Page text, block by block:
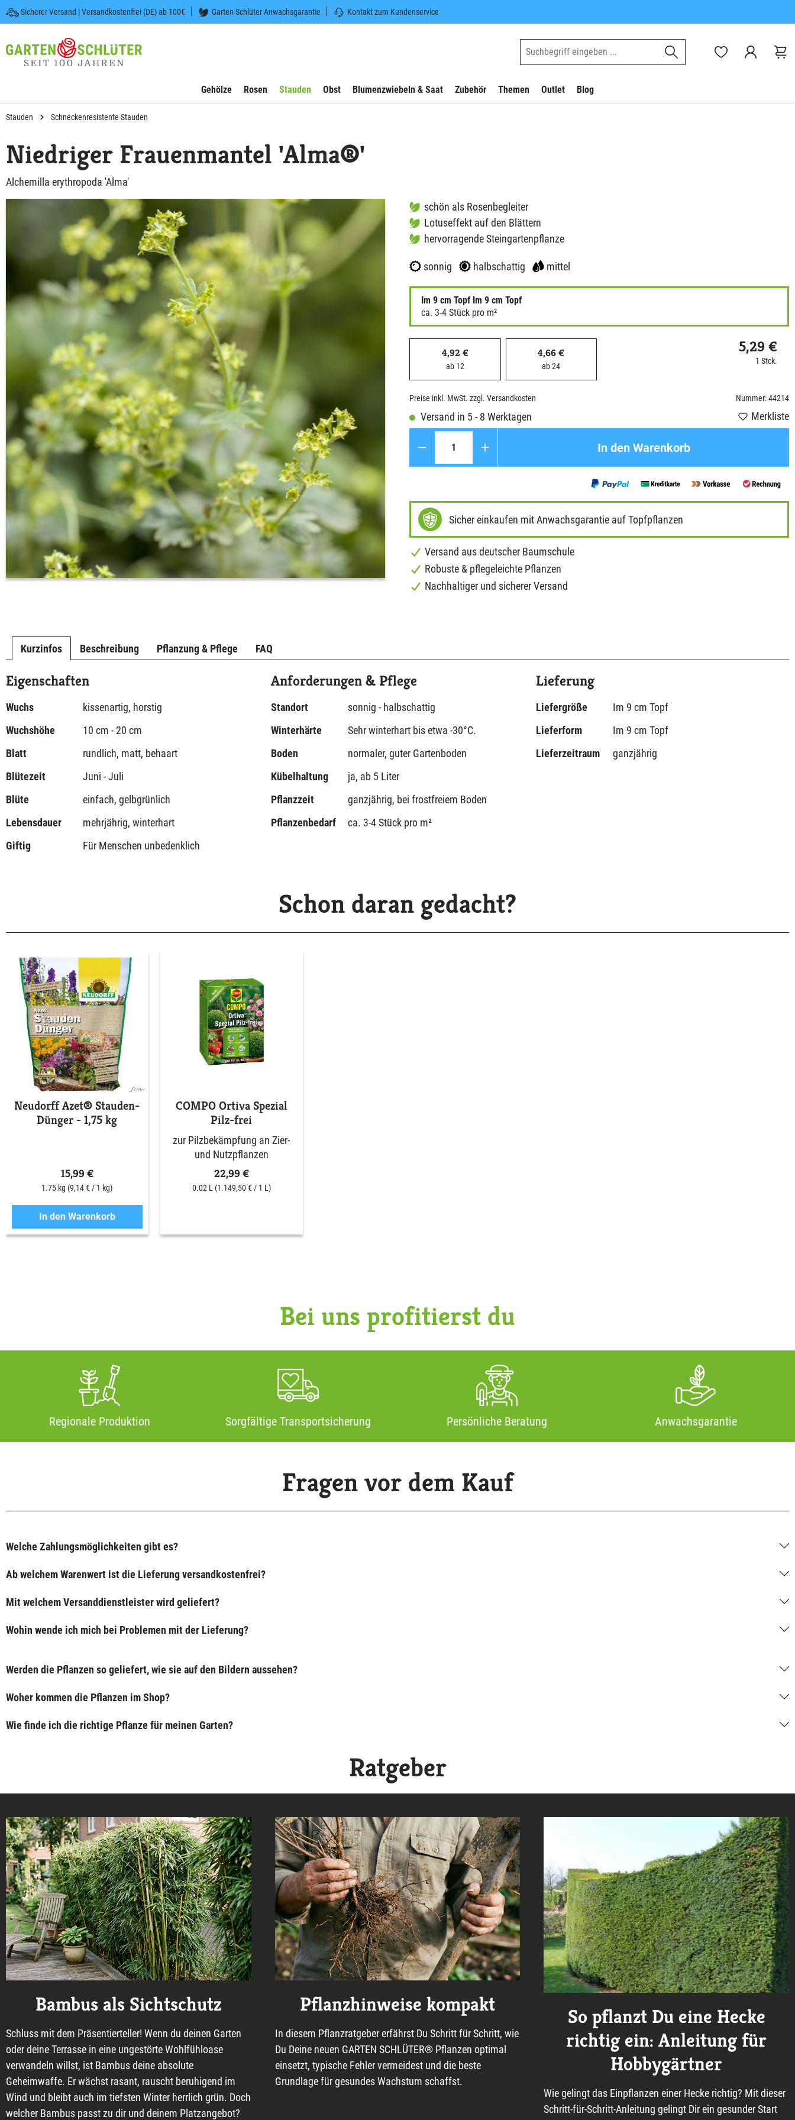
Zur Hauptnavigation springen
Sicherer Versand | Versandkostenfrei (DE) ab 100€ Garten-Schlüter Anwachsgarantie Kontakt zum Kundenservice
Gehölze Rosen Stauden Obst Blumenzwiebeln & Saat Zubehör Themen Outlet Blog
Stauden Schneckenresistente Stauden
Niedriger Frauenmantel 'Alma®'
Alchemilla erythropoda 'Alma'
schön als Rosenbegleiter
Lotuseffekt auf den Blättern
hervorragende Steingartenpflanze
sonnig halbschattig mittel
Im 9 cm Topf Im 9 cm Topf
ca. 3-4 Stück pro m²
4,92 €
ab 12
4,66 €
ab 24
5,29 €
1 Stck.
Preise inkl. MwSt. zzgl. Versandkosten Nummer: 44214
Versand in 5 - 8 Werktagen
Merkliste
In den Warenkorb
Sicher einkaufen mit Anwachsgarantie auf Topfpflanzen
Versand aus deutscher Baumschule
Robuste & pflegeleichte Pflanzen
Nachhaltiger und sicherer Versand
Kurzinfos Beschreibung Pflanzung & Pflege FAQ
Eigenschaften
Wuchs
kissenartig, horstig
Wuchshöhe
10 cm - 20 cm
Blatt
rundlich, matt, behaart
Blütezeit
Juni - Juli
Blüte
einfach, gelbgrünlich
Lebensdauer
mehrjährig, winterhart
Giftig
Für Menschen unbedenklich
Anforderungen & Pflege
Standort
sonnig - halbschattig
Winterhärte
Sehr winterhart bis etwa -30°C.
Boden
normaler, guter Gartenboden
Kübelhaltung
ja, ab 5 Liter
Pflanzzeit
ganzjährig, bei frostfreiem Boden
Pflanzenbedarf
ca. 3-4 Stück pro m²
Lieferung
Liefergröße
Im 9 cm Topf
Lieferform
Im 9 cm Topf
Lieferzeitraum
ganzjährig
Schon daran gedacht?
Neudorff Azet® Stauden-
Dünger - 1,75 kg
15,99 €
1.75 kg (9,14 € / 1 kg)
In den Warenkorb
COMPO Ortiva Spezial
Pilz-frei
zur Pilzbekämpfung an Zier-
und Nutzpflanzen
22,99 €
0.02 L (1.149,50 € / 1 L)
Bei uns profitierst du
Regionale Produktion Sorgfältige Transportsicherung Persönliche Beratung Anwachsgarantie
Fragen vor dem Kauf
Welche Zahlungsmöglichkeiten gibt es?
Ab welchem Warenwert ist die Lieferung versandkostenfrei?
Mit welchem Versanddienstleister wird geliefert?
Wohin wende ich mich bei Problemen mit der Lieferung?
Werden die Pflanzen so geliefert, wie sie auf den Bildern aussehen?
Woher kommen die Pflanzen im Shop?
Wie finde ich die richtige Pflanze für meinen Garten?
Ratgeber
Bambus als Sichtschutz
Schluss mit dem Präsentierteller! Wenn du deinen Garten
oder deine Terrasse in eine ungestörte Wohlfühloase
verwandeln willst, ist Bambus deine absolute
Geheimwaffe. Er wächst rasant, rauscht beruhigend im
Wind und bleibt auch im tiefsten Winter herrlich grün. Doch
welcher Bambus passt zu dir und deinem Platzangebot?
Pflanzhinweise kompakt
In diesem Pflanzratgeber erfährst Du Schritt für Schritt, wie
Du Deine neuen GARTEN SCHLÜTER® Pflanzen optimal
einsetzt, typische Fehler vermeidest und die beste
Grundlage für gesundes Wachstum schaffst.
So pflanzt Du eine Hecke
richtig ein: Anleitung für
Hobbygärtner
Wie gelingt das Einpflanzen einer Hecke richtig? Mit dieser
Schritt-für-Schritt-Anleitung gelingt Dir ein gesunder Start